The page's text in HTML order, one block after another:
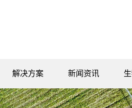
解决方案
畜禽业解决方案
新闻资讯
公司新闻